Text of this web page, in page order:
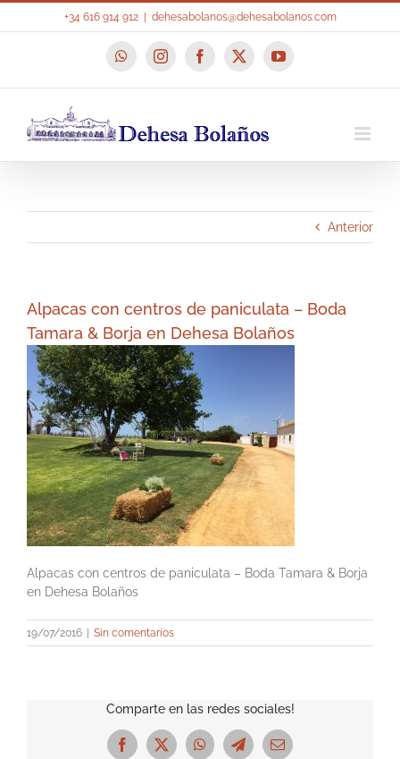
+34 616 914 912 dehesabolanos@dehesabolanos.com
WhatsAppInstagramFacebook
X YouTube
Anterior
Alpacas con centros de paniculata – Boda
Tamara & Borja en Dehesa Bolaños
Alpacas con centros de paniculata – Boda Tamara & Borja
en Dehesa Bolaños
19/07/2016 Sin comentarios
Comparte en las redes sociales!
Facebook
X WhatsAppTelegramCorreo